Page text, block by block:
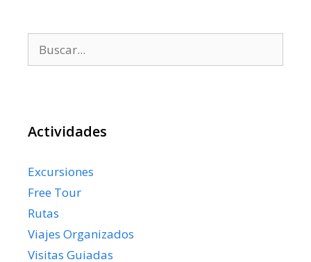
Actividades
Excursiones
Free Tour
Rutas
Viajes Organizados
Visitas Guiadas